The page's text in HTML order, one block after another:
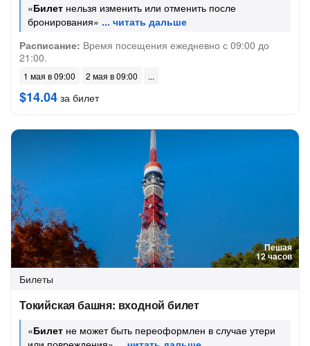
«Билет нельзя изменить или отменить после
бронирования»
Расписание: Время посещения ежедневно с 09:00 до
21:00.
1 мая в 09:00 2 мая в 09:00
$14.04 за билет
Пешая
12 часов
Билеты
Токийская башня: входной билет
«Билет не может быть переоформлен в случае утери